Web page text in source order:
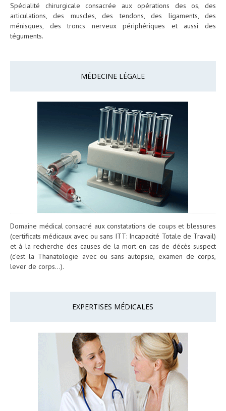
Spécialité chirurgicale consacrée aux opérations des os, des
articulations, des muscles, des tendons, des ligaments, des
ménisques, des troncs nerveux périphériques et aussi des
téguments.
MÉDECINE LÉGALE
Domaine médical consacré aux constatations de coups et blessures
(certificats médicaux avec ou sans ITT: Incapacité Totale de Travail)
et à la recherche des causes de la mort en cas de décès suspect
(c’est la Thanatologie avec ou sans autopsie, examen de corps,
lever de corps…).
EXPERTISES MÉDICALES